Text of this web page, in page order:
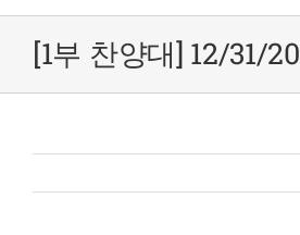
[1부 찬양대] 12/31/